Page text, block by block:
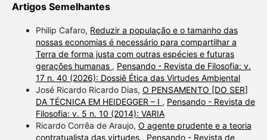
Artigos Semelhantes
Philip Cafaro, Reduzir a população e o tamanho das
nossas economias é necessário para compartilhar a
Terra de forma justa com outras espécies e futuras
gerações humanas , Pensando - Revista de Filosofia: v.
17 n. 40 (2026): Dossiê Ética das Virtudes Ambiental
José Ricardo Ricardo Dias, O PENSAMENTO [DO SER]
DA TÉCNICA EM HEIDEGGER – I , Pensando - Revista de
Filosofia: v. 5 n. 10 (2014): VARIA
Ricardo Corrêa de Araujo, O agente prudente e a teoria
contratualista das virtudes , Pensando - Revista de